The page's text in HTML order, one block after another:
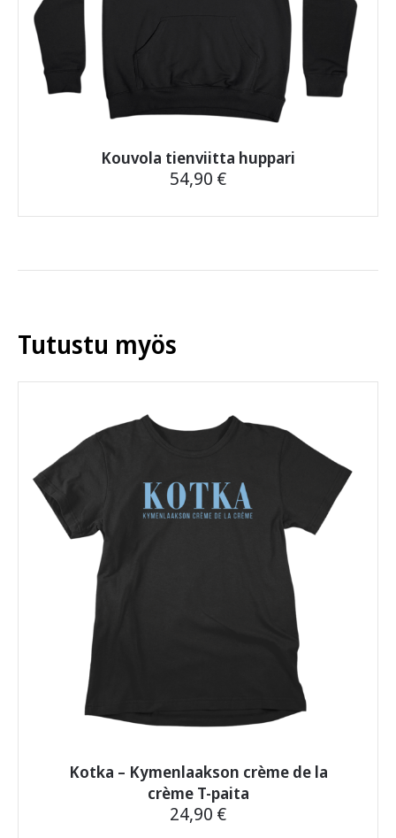
Kouvola tienviitta huppari
54,90 €
tuotteella
Tutustu myös
Kotka – Kymenlaakson crème de la
crème T-paita
24,90 €